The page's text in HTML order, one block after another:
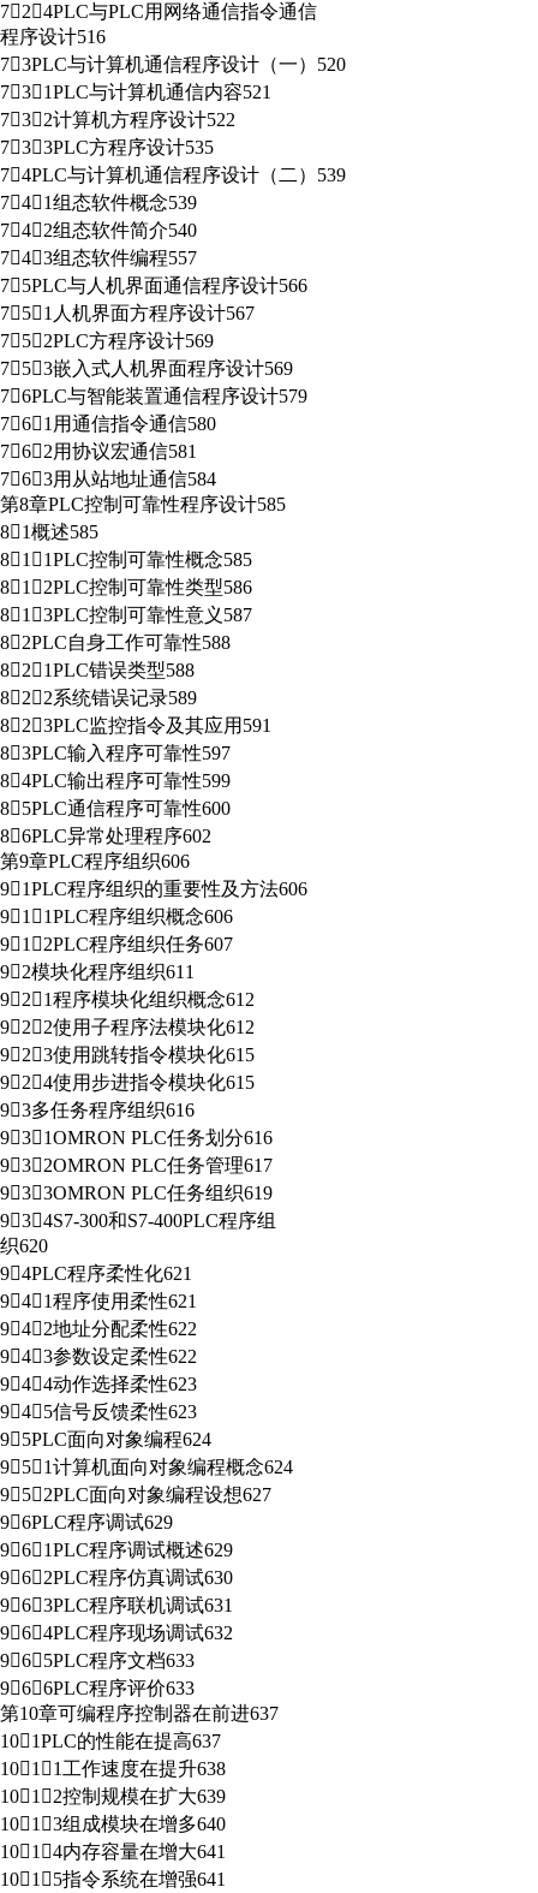
724PLC与PLC用网络通信指令通信
程序设计516
73PLC与计算机通信程序设计（一）520
731PLC与计算机通信内容521
732计算机方程序设计522
733PLC方程序设计535
74PLC与计算机通信程序设计（二）539
741组态软件概念539
742组态软件简介540
743组态软件编程557
75PLC与人机界面通信程序设计566
751人机界面方程序设计567
752PLC方程序设计569
753嵌入式人机界面程序设计569
76PLC与智能装置通信程序设计579
761用通信指令通信580
762用协议宏通信581
763用从站地址通信584
第8章PLC控制可靠性程序设计585
81概述585
811PLC控制可靠性概念585
812PLC控制可靠性类型586
813PLC控制可靠性意义587
82PLC自身工作可靠性588
821PLC错误类型588
822系统错误记录589
823PLC监控指令及其应用591
83PLC输入程序可靠性597
84PLC输出程序可靠性599
85PLC通信程序可靠性600
86PLC异常处理程序602
第9章PLC程序组织606
91PLC程序组织的重要性及方法606
911PLC程序组织概念606
912PLC程序组织任务607
92模块化程序组织611
921程序模块化组织概念612
922使用子程序法模块化612
923使用跳转指令模块化615
924使用步进指令模块化615
93多任务程序组织616
931OMRON PLC任务划分616
932OMRON PLC任务管理617
933OMRON PLC任务组织619
934S7-300和S7-400PLC程序组
织620
94PLC程序柔性化621
941程序使用柔性621
942地址分配柔性622
943参数设定柔性622
944动作选择柔性623
945信号反馈柔性623
95PLC面向对象编程624
951计算机面向对象编程概念624
952PLC面向对象编程设想627
96PLC程序调试629
961PLC程序调试概述629
962PLC程序仿真调试630
963PLC程序联机调试631
964PLC程序现场调试632
965PLC程序文档633
966PLC程序评价633
第10章可编程序控制器在前进637
101PLC的性能在提高637
1011工作速度在提升638
1012控制规模在扩大639
1013组成模块在增多640
1014内存容量在增大641
1015指令系统在增强641